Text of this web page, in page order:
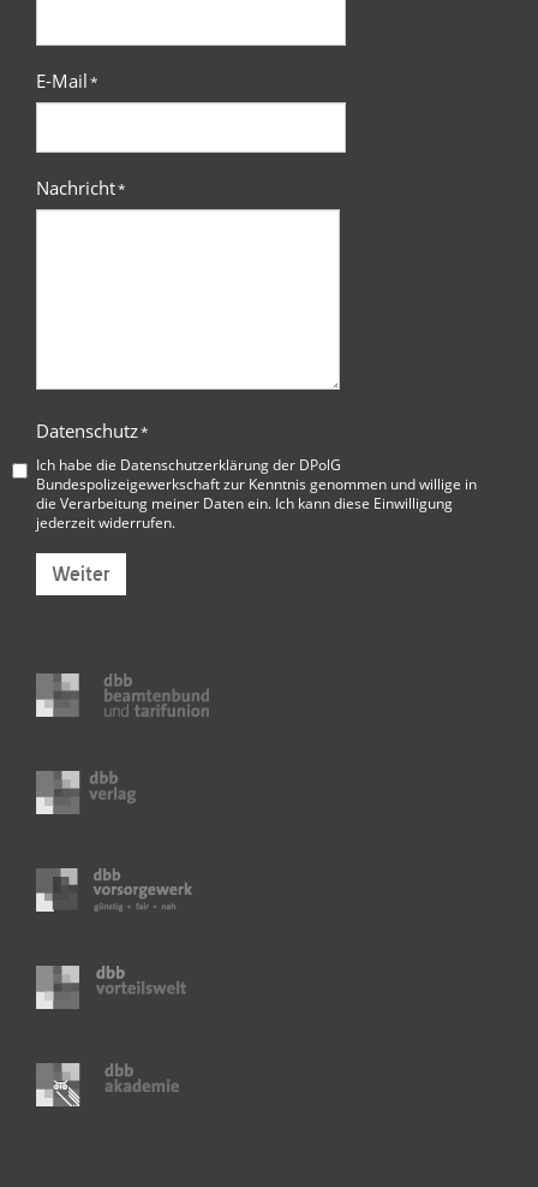
E-Mail*
Nachricht*
Datenschutz*
Ich habe die Datenschutzerklärung der DPolG
Bundespolizeigewerkschaftzur Kenntnis genommen und willige in
die Verarbeitung meiner Daten ein. Ich kann diese Einwilligung
jederzeit widerrufen.
Weiter